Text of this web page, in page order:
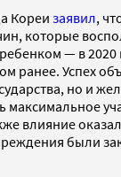
Кореи заявил,
которые
— в 2020
ранее. Успех
но и
максимальное
влияние
были